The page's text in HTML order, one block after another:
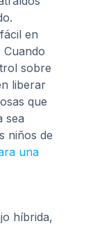
en
sobre
liberar
que
sea
niños de
una
híbrida,